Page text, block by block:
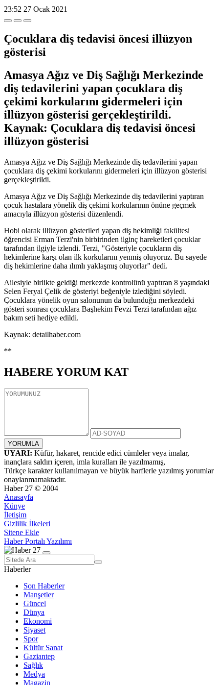
23:52 27 Ocak 2021
Çocuklara diş tedavisi öncesi illüzyon
gösterisi
Amasya Ağız ve Diş Sağlığı Merkezinde
diş tedavilerini yapan çocuklara diş
çekimi korkularını gidermeleri için
illüzyon gösterisi gerçekleştirildi.
Kaynak: Çocuklara diş tedavisi öncesi
illüzyon gösterisi
Amasya Ağız ve Diş Sağlığı Merkezinde diş tedavilerini yapan
çocuklara diş çekimi korkularını gidermeleri için illüzyon gösterisi
gerçekleştirildi.
Amasya Ağız ve Diş Sağlığı Merkezinde diş tedavilerini yaptıran
çocuk hastalara yönelik diş çekimi korkularının önüne geçmek
amacıyla illüzyon gösterisi düzenlendi.
Hobi olarak illüzyon gösterileri yapan diş hekimliği fakültesi
öğrencisi Erman Terzi'nin birbirinden ilginç hareketleri çocuklar
tarafından ilgiyle izlendi. Terzi, "Gösteriyle çocukların diş
hekimlerine karşı olan ilk korkularını yenmiş oluyoruz. Bu sayede
diş hekimlerine daha ılımlı yaklaşmış oluyorlar" dedi.
Ailesiyle birlikte geldiği merkezde kontrolünü yaptıran 8 yaşındaki
Selen Feryal Çelik de gösteriyi beğeniyle izlediğini söyledi.
Çocuklara yönelik oyun salonunun da bulunduğu merkezdeki
gösteri sonrası çocuklara Başhekim Fevzi Terzi tarafından ağız
bakım seti hediye edildi.
Kaynak: detailhaber.com
**
HABERE YORUM KAT
UYARI: Küfür, hakaret, rencide edici cümleler veya imalar,
inançlara saldırı içeren, imla kuralları ile yazılmamış,
Türkçe karakter kullanılmayan ve büyük harflerle yazılmış yorumlar
onaylanmamaktadır.
Haber 27 © 2004
Anasayfa
Künye
İletişim
Gizlilik İlkeleri
Sitene Ekle
Haber Portalı Yazılımı
Haberler
Son Haberler
Manşetler
Güncel
Dünya
Ekonomi
Siyaset
Spor
Kültür Sanat
Gaziantep
Sağlık
Medya
Magazin